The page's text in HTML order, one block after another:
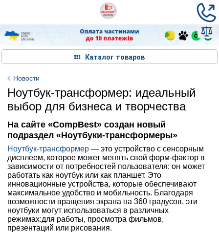
Каталог товаров
Новости
Ноутбук-трансформер: идеальный
выбор для бизнеса и творчества
На сайте «CompBest» создан новый
подраздел «Ноутбуки-трансформеры»
Ноутбук-трансформер — это устройство с сенсорным
дисплеем, которое может менять свой форм-фактор в
зависимости от потребностей пользователя: он может
работать как ноутбук или как планшет. Это
инновационные устройства, которые обеспечивают
максимальное удобство и мобильность. Благодаря
возможности вращения экрана на 360 градусов, эти
ноутбуки могут использоваться в различных
режимах:для работы, просмотра фильмов,
презентаций или рисования.